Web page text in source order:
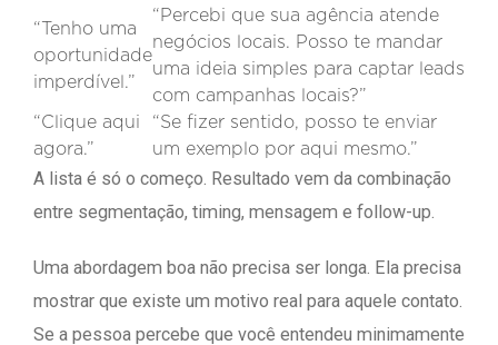
“Tenho uma
oportunidade
imperdível.”
“Percebi que sua agência atende
negócios locais. Posso te mandar
uma ideia simples para captar leads
com campanhas locais?”
“Clique aqui
agora.”
“Se fizer sentido, posso te enviar
um exemplo por aqui mesmo.”
A lista é só o começo. Resultado vem da combinação
entre segmentação, timing, mensagem e follow-up.
Uma abordagem boa não precisa ser longa. Ela precisa
mostrar que existe um motivo real para aquele contato.
Se a pessoa percebe que você entendeu minimamente